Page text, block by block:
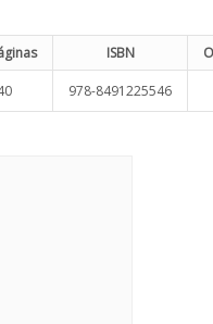
ISBN
978-8491225546